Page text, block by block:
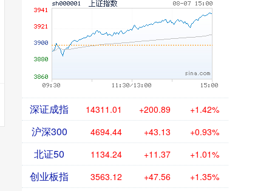
深证成指 14311.01 +200.89 +1.42%
沪深300 4694.44 +43.13 +0.93%
北证50 1134.24 +11.37 +1.01%
创业板指 3563.12 +47.56 +1.35%